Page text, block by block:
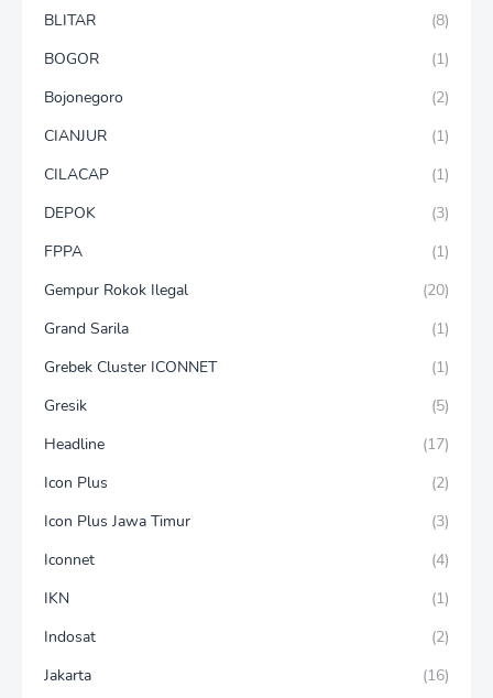
BLITAR
(8)
BOGOR
(1)
Bojonegoro
(2)
CIANJUR
(1)
CILACAP
(1)
DEPOK
(3)
FPPA
(1)
Gempur Rokok Ilegal
(20)
Grand Sarila
(1)
Grebek Cluster ICONNET
(1)
Gresik
(5)
Headline
(17)
Icon Plus
(2)
Icon Plus Jawa Timur
(3)
Iconnet
(4)
IKN
(1)
Indosat
(2)
Jakarta
(16)